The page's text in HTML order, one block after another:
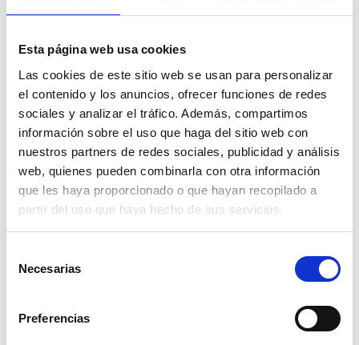
Esta página web usa cookies
Las cookies de este sitio web se usan para personalizar
el contenido y los anuncios, ofrecer funciones de redes
sociales y analizar el tráfico. Además, compartimos
información sobre el uso que haga del sitio web con
nuestros partners de redes sociales, publicidad y análisis
web, quienes pueden combinarla con otra información
que les haya proporcionado o que hayan recopilado a
partir del uso que haya hecho de sus servicios.
Necesarias
Preferencias
Sal Maldon (250 g.)
4,50€
2,50€
Rango